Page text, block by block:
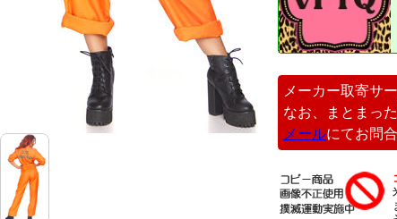
メーカー取寄サ
なお、まとまっ
メールにてお問